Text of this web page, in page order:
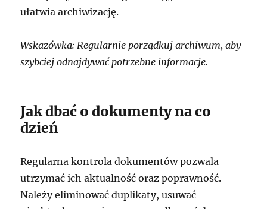
ułatwia archiwizację.
Wskazówka: Regularnie porządkuj archiwum, aby
szybciej odnajdywać potrzebne informacje.
Jak dbać o dokumenty na co
dzień
Regularna kontrola dokumentów pozwala
utrzymać ich aktualność oraz poprawność.
Należy eliminować duplikaty, usuwać